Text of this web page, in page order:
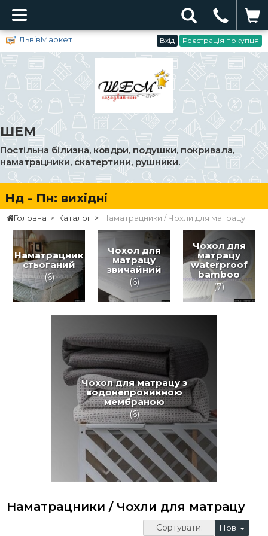
Вхід Реєстрація покупця
ЛьвівМаркет
ШЕМ
Постільна білизна, ковдри, подушки, покривала,
наматрацники, скатертини, рушники.
Пн: вихідні
Головна > Каталог > Наматрацники / Чохли для матрацу
Наматрацник
стьоганий
(6)
Чохол для
матрацу
звичайний
(6)
Чохол для
матрацу
waterproof
bamboo
(7)
Чохол для матрацу з
водонепроникною
мембраною
(6)
Наматрацники / Чохли для матрацу
Сортувати: Нові